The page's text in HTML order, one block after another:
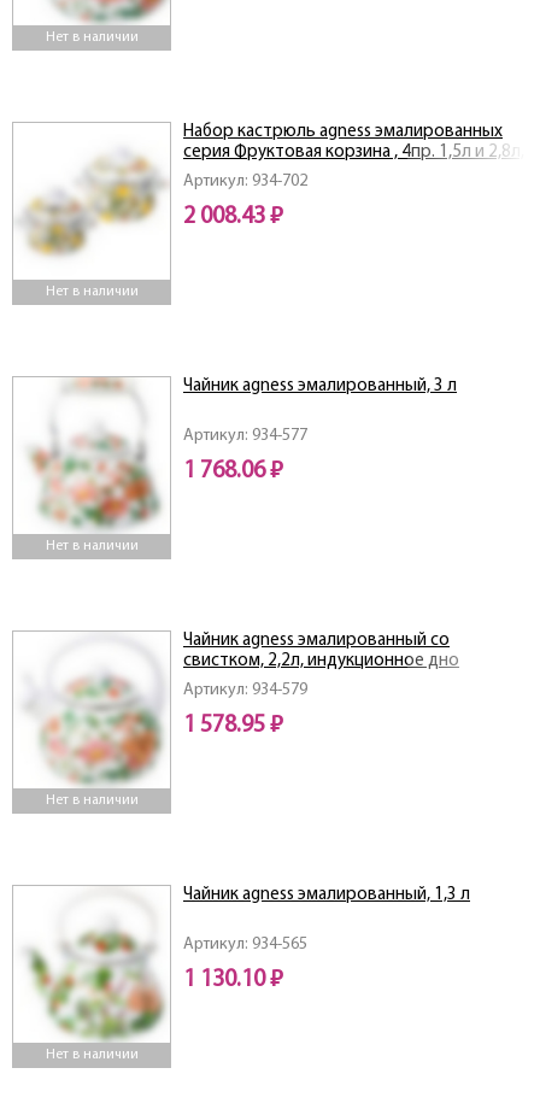
Нет в наличии
Нет в наличии
Артикул: 934-702
Набор кастрюль agness эмалированных
серия Фруктовая корзина , 4пр. 1,5л и 2,8л,
16х10см, 20х12см
2 008.43 ₽
Нет в наличии
Артикул: 934-577
Чайник agness эмалированный, 3 л
1 768.06 ₽
Нет в наличии
Артикул: 934-579
Чайник agness эмалированный со
свистком, 2,2л, индукционное дно
1 578.95 ₽
Нет в наличии
Артикул: 934-565
Чайник agness эмалированный, 1,3 л
1 130.10 ₽